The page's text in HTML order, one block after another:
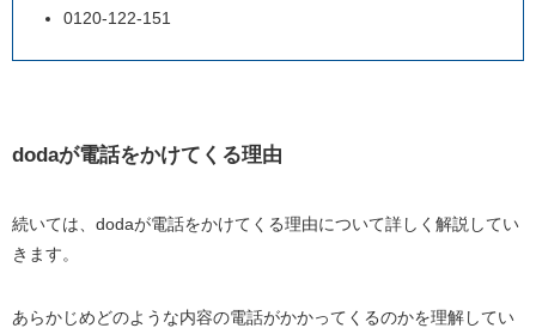
0120-122-151
dodaが電話をかけてくる理由
続いては、 dodaが電話をかけてくる理由について詳しく解説してい
きます。
あらかじめどのような内容の電話がかかってくるのかを理解してい